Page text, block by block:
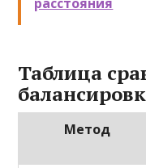
Таблица
Метод